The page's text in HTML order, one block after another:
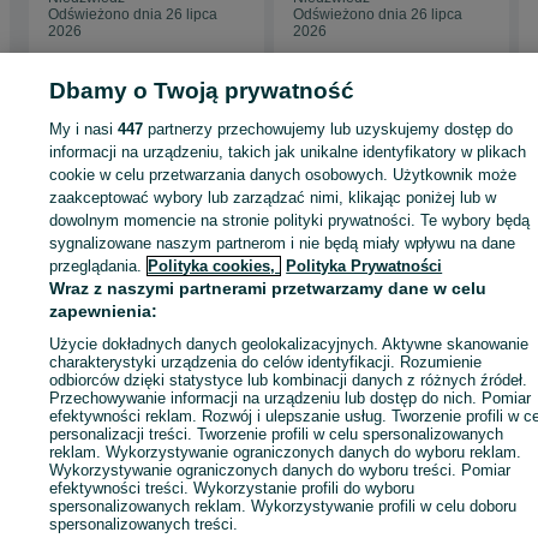
Odświeżono dnia 26 lipca
2026
Odświeżono dnia 26 lipca
2026
Strona główna Sport i Hobby Sporty wodne Łodzie i jachty
Motorowe
Motorowe - Łódzkie
Motorowe - Łódź Motorowe - Bałuty
KATEGORIA
ID:1040662953 Wyświetlenia:
Zadzwoń / SMS Wyślij wiadomość
Dbamy o Twoją prywatność
My i nasi447 partnerzy przechowujemy lub uzyskujemy dostęp do
informacji na urządzeniu, takich jak unikalne identyfikatory w plikach
cookie w celu przetwarzania danych osobowych. Użytkownik może
zaakceptować wybory lub zarządzać nimi, klikając poniżej lub w
dowolnym momencie na stronie polityki prywatności. Te wybory będą
sygnalizowane naszym partnerom i nie będą miały wpływu na dane
przeglądania. Polityka cookies, Polityka Prywatności
Wraz z naszymi partnerami przetwarzamy dane w celu
zapewnienia:
Użycie dokładnych danych geolokalizacyjnych. Aktywne skanowanie
charakterystyki urządzenia do celów identyfikacji. Rozumienie
odbiorców dzięki statystyce lub kombinacji danych z różnych źródeł.
Przechowywanie informacji na urządzeniu lub dostęp do nich. Pomiar
efektywności reklam. Rozwój i ulepszanie usług. Tworzenie profili w
personalizacji treści. Tworzenie profili w celu spersonalizowanych
reklam. Wykorzystywanie ograniczonych danych do wyboru reklam.
Wykorzystywanie ograniczonych danych do wyboru treści. Pomiar
efektywności treści. Wykorzystanie profili do wyboru
spersonalizowanych reklam. Wykorzystywanie profili w celu doboru
spersonalizowanych treści.